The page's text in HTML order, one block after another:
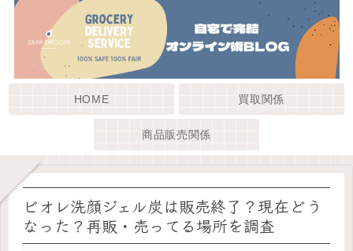
HOME 買取関係
商品販売関係
ビオレ洗顔ジェル炭は販売終了？現在どう
なった？再販・売ってる場所を調査